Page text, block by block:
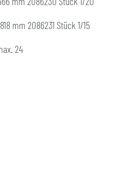
mm 2086231 Stück 1/15
24